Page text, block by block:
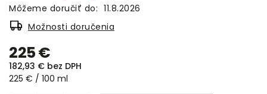
225 €
182,93 € bez DPH
225 € / 100 ml
Môžeme doručiť do: 11.8.2026
Možnosti doručenia